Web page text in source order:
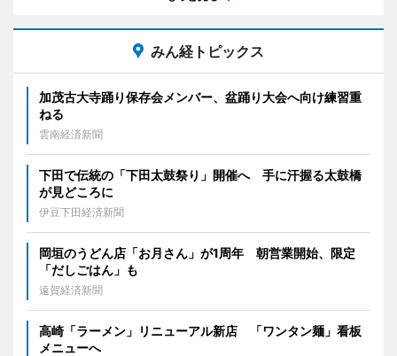
みん経トピックス
加茂古大寺踊り保存会メンバー、盆踊り大会へ向け練習重
ねる
雲南経済新聞
下田で伝統の「下田太鼓祭り」開催へ 手に汗握る太鼓橋
が見どころに
伊豆下田経済新聞
岡垣のうどん店「お月さん」が1周年 朝営業開始、限定
「だしごはん」も
遠賀経済新聞
高崎「ラーメン」リニューアル新店 「ワンタン麺」看板
メニューへ